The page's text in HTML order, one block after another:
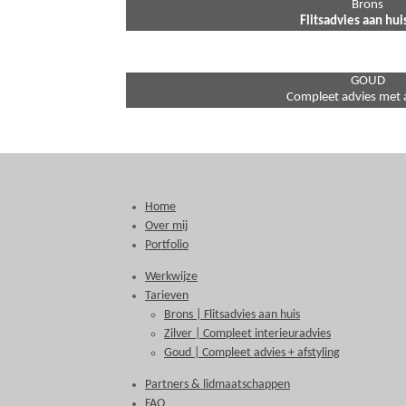
Brons
Flitsadvies aan
GOUD
Compleet advies met
Home
Over mij
Portfolio
Werkwijze
Tarieven
Brons | Flitsadvies aan huis
Zilver | Compleet interieuradvies
Goud | Compleet advies + afstyling
Partners & lidmaatschappen